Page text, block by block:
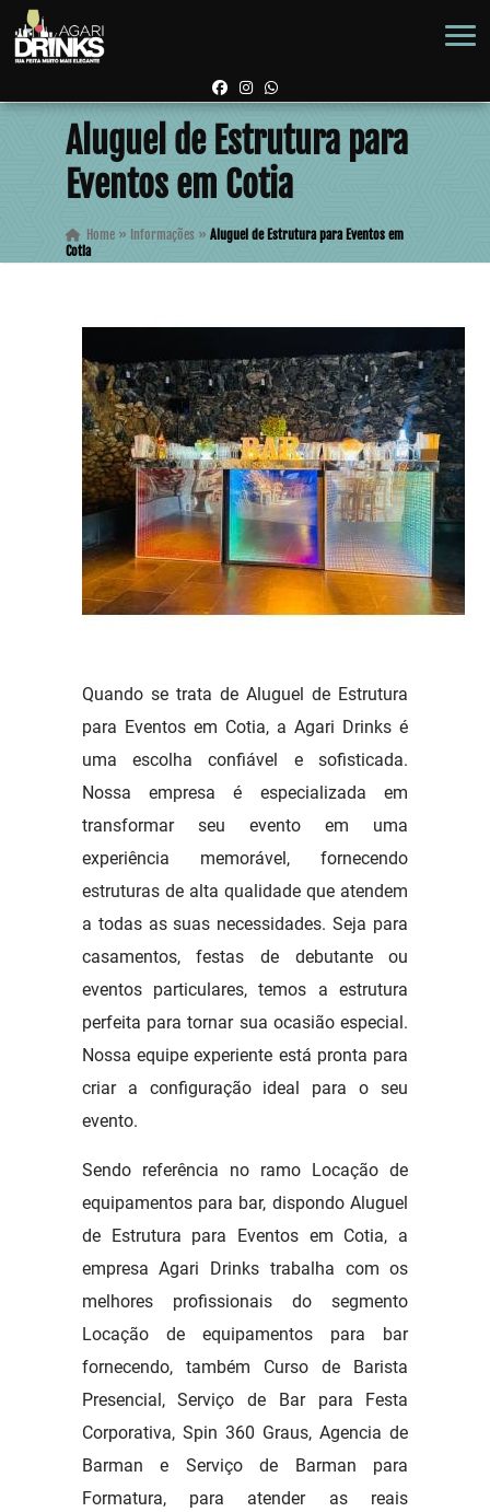
Aluguel de Estrutura para
Eventos em Cotia
Home» Informações » Aluguel de Estrutura para Eventos em
Cotia
Quando se trata de Aluguel de Estrutura
para Eventos em Cotia, a Agari Drinks é
uma escolha confiável e sofisticada.
Nossa empresa é especializada em
transformar seu evento em uma
experiência memorável, fornecendo
estruturas de alta qualidade que atendem
a todas as suas necessidades. Seja para
casamentos, festas de debutante ou
eventos particulares, temos a estrutura
perfeita para tornar sua ocasião especial.
Nossa equipe experiente está pronta para
criar a configuração ideal para o seu
evento.
Sendo referência no ramo Locação de
equipamentos para bar, dispondo Aluguel
de Estrutura para Eventos em Cotia, a
empresa Agari Drinks trabalha com os
melhores profissionais do segmento
Locação de equipamentos para bar
fornecendo, também Curso de Barista
Presencial, Serviço de Bar para Festa
Corporativa, Spin 360 Graus, Agencia de
Barman e Serviço de Barman para
Formatura, para atender as reais